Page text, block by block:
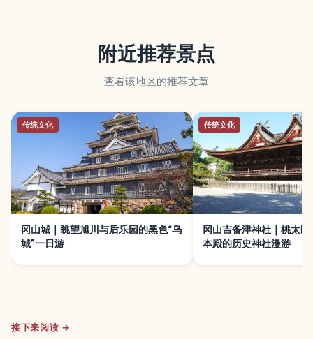
附近推荐景点
查看该地区的推荐文章
传统文化
冈山城｜眺望旭川与后乐园的黑色“乌
城”一日游
传统文化
冈山吉备津神社｜桃太
本殿的历史神社漫游
接下来阅读 →